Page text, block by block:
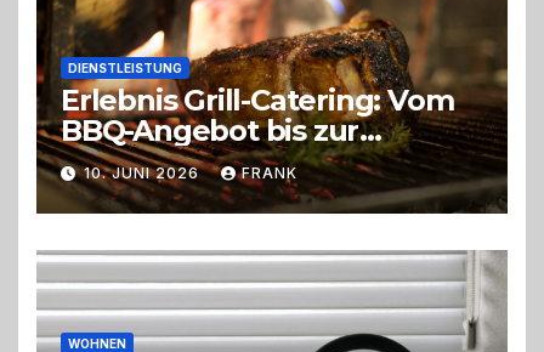
DIENSTLEISTUNG
Erlebnis Grill-Catering: Vom
BBQ-Angebot bis zur
perfekten Eventorganisation
Trend zu Outdoor-Events,
Erlebnisgastronomie und
Live-Cooking
10. JUNI 2026 FRANK
WOHNEN